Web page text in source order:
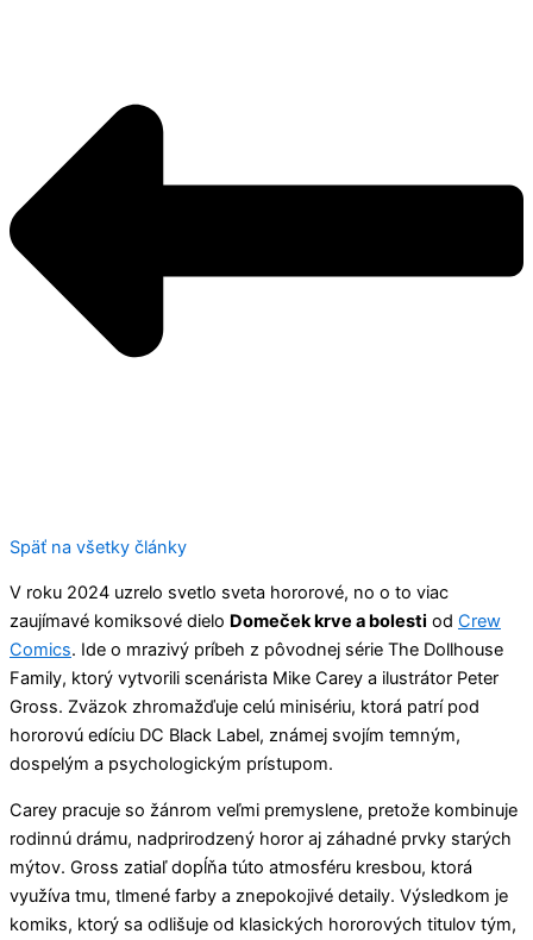
Späť na všetky články
V roku 2024 uzrelo svetlo sveta hororové, no o to viac
zaujímavé komiksové dielo Domeček krve a bolesti od Crew
Comics. Ide o mrazivý príbeh z pôvodnej série The Dollhouse
Family, ktorý vytvorili scenárista Mike Carey a ilustrátor Peter
Gross. Zväzok zhromažďuje celú minisériu, ktorá patrí pod
hororovú edíciu DC Black Label, známej svojím temným,
dospelým a psychologickým prístupom.
Carey pracuje so žánrom veľmi premyslene, pretože kombinuje
rodinnú drámu, nadprirodzený horor aj záhadné prvky starých
mýtov. Gross zatiaľ dopĺňa túto atmosféru kresbou, ktorá
využíva tmu, tlmené farby a znepokojivé detaily. Výsledkom je
komiks, ktorý sa odlišuje od klasických hororových titulov tým,